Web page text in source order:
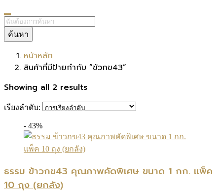
ค้นหา
หน้าหลัก
สินค้าที่มีป้ายกำกับ “ข้วกข43”
Showing all 2 results
เรียงลำดับ:
- 43%
ธรรม ข้าวกข43 คุณภาพคัดพิเศษ ขนาด 1 กก. แพ็ค
10 ถุง (ยกลัง)